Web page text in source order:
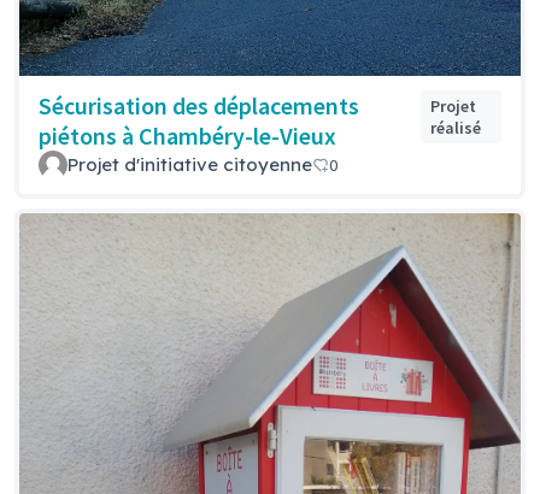
Sécurisation des déplacements
piétons à Chambéry-le-Vieux
Projet
réalisé
Projet d'initiative citoyenne 0